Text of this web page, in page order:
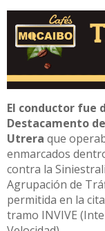
El conductor fue
Destacamento
Utrera que
enmarcados
contra la
Agrupación de
permitida en la
tramo INVIVE